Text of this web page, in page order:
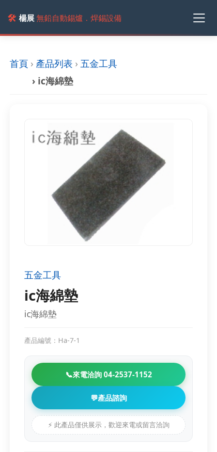
🛠️ 楊展無鉛自動錫爐．焊錫設備
首頁 › 產品列表 › 五金工具
› ic海綿墊
五金工具
ic海綿墊
ic海綿墊
產品編號：Ha-7-1
📞來電洽詢 04-2537-1152
💬產品諮詢
⚡ 此產品僅供展示，歡迎來電或留言洽詢